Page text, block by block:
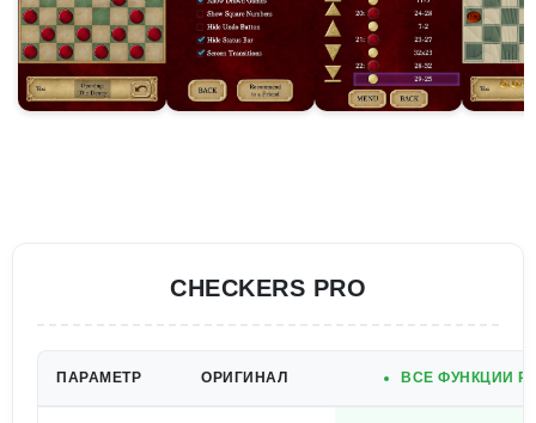
CHECKERS PRO
ПАРАМЕТР ОРИГИНАЛ ВСЕ ФУНКЦИИ